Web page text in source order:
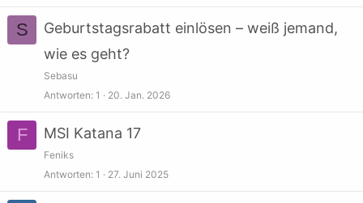
S
Geburtstagsrabatt einlösen – weiß jemand,
wie es geht?
Sebasu
Antworten 1 20. Jan. 2026
F MSI Katana 17
Feniks
Antworten 1 27. Juni 2025